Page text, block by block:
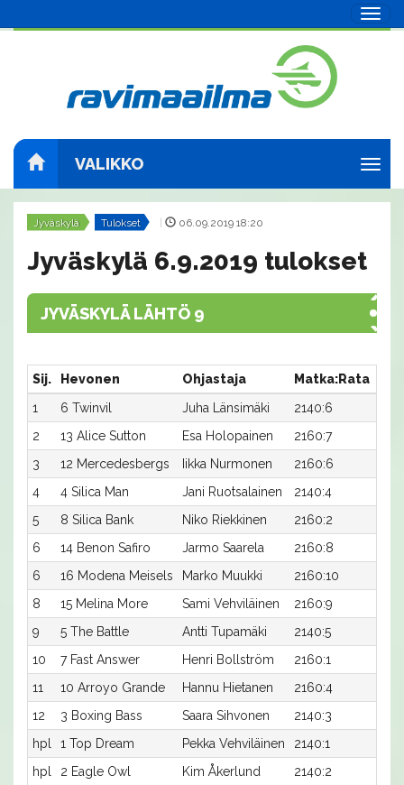
VALIKKO
Jyväskylä Tulokset 06.09.2019 18:20
Jyväskylä 6.9.2019 tulokset
JYVÄSKYLÄ LÄHTÖ 9
Sij. Hevonen Ohjastaja Matka:Rata
1
6 Twinvil Juha Länsimäki 2140:6
2
13 Alice Sutton Esa Holopainen 2160:7
3
12 Mercedesbergs Iikka Nurmonen 2160:6
4
4 Silica Man Jani Ruotsalainen 2140:4
5
8 Silica Bank Niko Riekkinen 2160:2
6
14 Benon Safiro Jarmo Saarela 2160:8
6
16 Modena Meisels Marko Muukki 2160:10
8
15 Melina More Sami Vehviläinen 2160:9
9
5 The Battle Antti Tupamäki 2140:5
10
7 Fast Answer Henri Bollström 2160:1
11
10 Arroyo Grande Hannu Hietanen 2160:4
12
3 Boxing Bass Saara Sihvonen 2140:3
hpl
1 Top Dream Pekka Vehviläinen 2140:1
hpl
2 Eagle Owl Kim Åkerlund 2140:2